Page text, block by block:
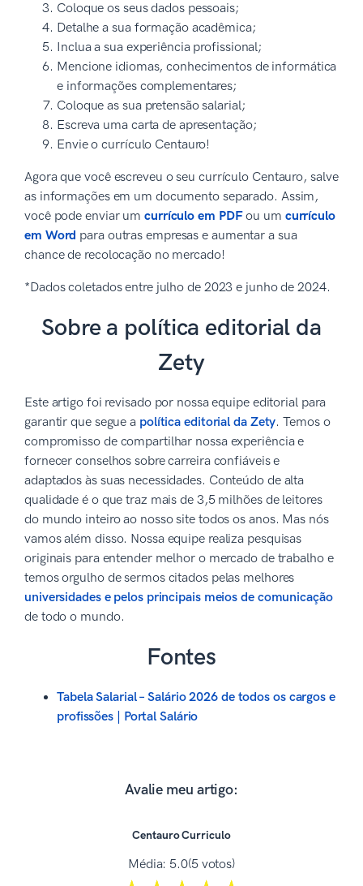
Coloque os seus dados pessoais;
Detalhe a sua formação acadêmica;
Inclua a sua experiência profissional;
Mencione idiomas, conhecimentos de informática
e informações complementares;
Coloque as sua pretensão salarial;
Escreva uma carta de apresentação;
Envie o currículo Centauro!
Agora que você escreveu o seu currículo Centauro, salve
as informações em um documento separado. Assim,
você pode enviar um currículo em PDFou um currículo
em Word para outras empresas e aumentar a sua
chance de recolocação no mercado!
*Dados coletados entre julho de 2023 e junho de 2024.
Sobre a política editorial da
Zety
Este artigo foi revisado por nossa equipe editorial para
garantir que segue a política editorial da Zety. Temos o
compromisso de compartilhar nossa experiência e
fornecer conselhos sobre carreira confiáveis e
adaptados às suas necessidades. Conteúdo de alta
qualidade é o que traz mais de 3,5 milhões de leitores
do mundo inteiro ao nosso site todos os anos. Mas nós
vamos além disso. Nossa equipe realiza pesquisas
originais para entender melhor o mercado de trabalho e
temos orgulho de sermos citados pelas melhores
universidades e pelos principais meios de comunicação
de todo o mundo.
Fontes
Tabela Salarial – Salário 2026 de todos os cargos e
profissões | Portal Salário
Avalie meu artigo:
Centauro Curriculo
Média:5.0(5 votos)